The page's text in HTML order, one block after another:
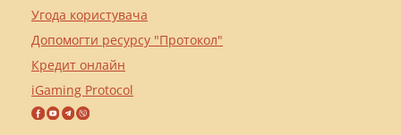
Угода користувача
Допомогти ресурсу "Протокол"
Кредит онлайн
iGaming Protocol